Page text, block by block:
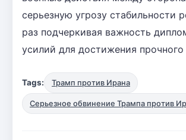
серьезную угрозу стабильности
раз подчеркивая важность
усилий для достижения
Tags: Трамп против Ирана
Серьезное обвинение Трампа против